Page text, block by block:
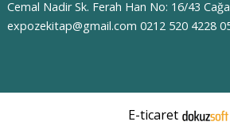
Cemal Nadir Sk. Ferah Han No: 16/43
expozekitap@gmail.com 0212 520 4228
E-ticaret